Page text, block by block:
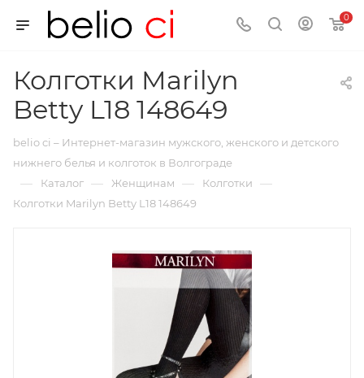
0
Колготки Marilyn
Betty L18 148649
belio ci – Интернет-магазин мужского, женского и детского
нижнего белья и колготок в Волгограде
— Каталог — Женщинам — Колготки —
Колготки Marilyn Betty L18 148649